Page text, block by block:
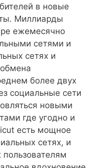
в новые
Миллиарды
ежемесячно
сетями и
сетях и
более двух
социальные сети
новыми
где угодно и
есть мощное
сетях, и
пользователям